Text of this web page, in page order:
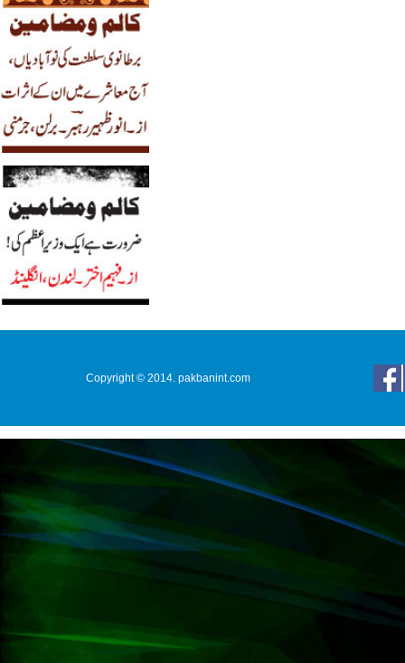
Copyright © 2014. pakbanint.com